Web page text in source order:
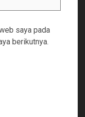
saya pada
berikutnya.